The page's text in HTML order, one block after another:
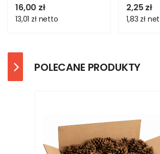
16,00 zł
13,01 zł netto
2,25 zł
1,83 zł
POLECANE PRODUKTY